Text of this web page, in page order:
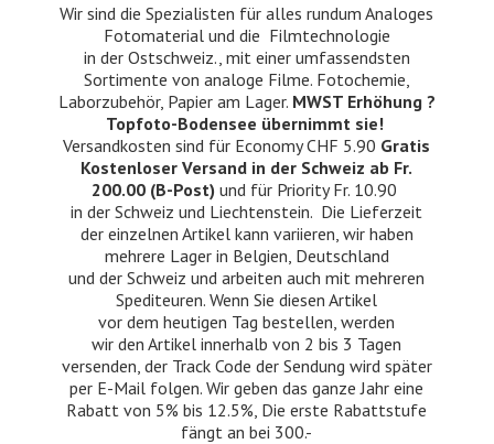
Wir sind die Spezialisten für alles rundum Analoges
Fotomaterial und die Filmtechnologie
in der Ostschweiz., mit einer umfassendsten
Sortimente von analoge Filme. Fotochemie,
Laborzubehör, Papier am Lager. MWST Erhöhung ?
Topfoto-Bodensee übernimmt sie!
Versandkosten sind für Economy CHF 5.90 Gratis
Kostenloser Versand in der Schweiz ab Fr.
200.00 (B-Post) und für Priority Fr. 10.90
in der Schweiz und Liechtenstein. Die Lieferzeit
der einzelnen Artikel kann variieren, wir haben
mehrere Lager in Belgien, Deutschland
und der Schweiz und arbeiten auch mit mehreren
Spediteuren. Wenn Sie diesen Artikel
vor dem heutigen Tag bestellen, werden
wir den Artikel innerhalb von 2 bis 3 Tagen
versenden, der Track Code der Sendung wird später
per E-Mail folgen. Wir geben das ganze Jahr eine
Rabatt von 5% bis 12.5%, Die erste Rabattstufe
fängt an bei 300.-